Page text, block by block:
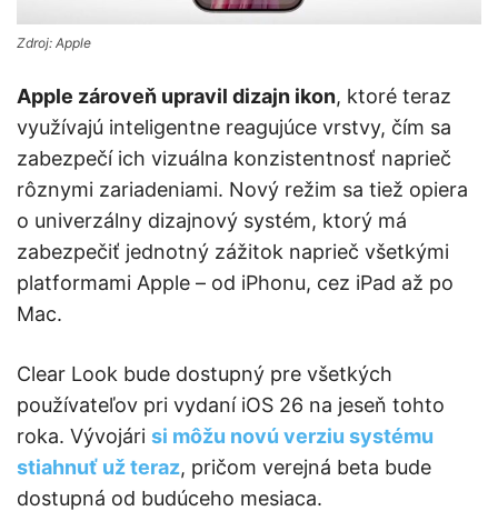
Zdroj: Apple
Apple zároveň upravil dizajn ikon, ktoré teraz
využívajú inteligentne reagujúce vrstvy, čím sa
zabezpečí ich vizuálna konzistentnosť naprieč
rôznymi zariadeniami. Nový režim sa tiež opiera
o univerzálny dizajnový systém, ktorý má
zabezpečiť jednotný zážitok naprieč všetkými
platformami Apple – od iPhonu, cez iPad až po
Mac.
Clear Look bude dostupný pre všetkých
používateľov pri vydaní iOS 26 na jeseň tohto
roka. Vývojári si môžu novú verziu systému
stiahnuť už teraz, pričom verejná beta bude
dostupná od budúceho mesiaca.